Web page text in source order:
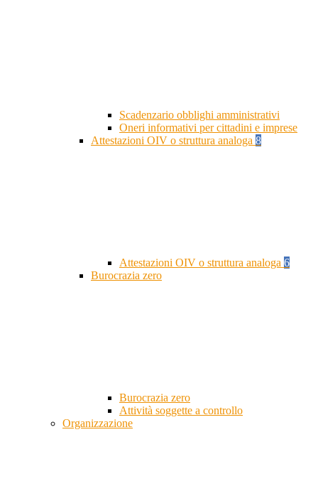
Scadenzario obblighi amministrativi
Oneri informativi per cittadini e imprese
Attestazioni OIV o struttura analoga 8
Attestazioni OIV o struttura analoga 6
Burocrazia zero
Burocrazia zero
Attività soggette a controllo
Organizzazione